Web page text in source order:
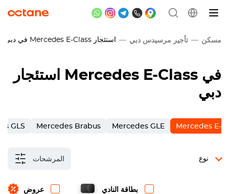
مسكن تأجير مرسيدس دبي استئجار Mercedes E-Class في دبي
Mercedes E-Class
دبي
GLS Mercedes Brabus Mercedes GLE Mercedes E-
المرشحات
عروض بطاقة النادي
نوع